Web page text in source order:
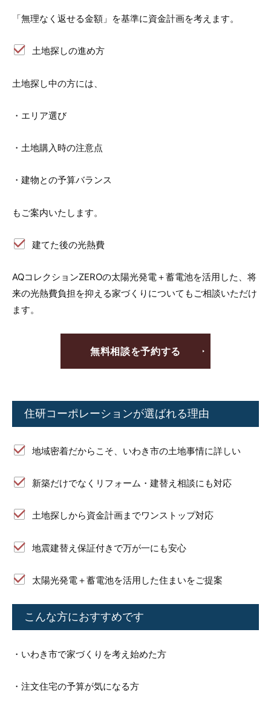
「無理なく返せる金額」を基準に資金計画を考えます。
土地探しの進め方
土地探し中の方には、
・エリア選び
・土地購入時の注意点
・建物との予算バランス
もご案内いたします。
建てた後の光熱費
AQコレクションZEROの太陽光発電＋蓄電池を活用した、将
来の光熱費負担を抑える家づくりについてもご相談いただけ
ます。
無料相談を予約する
住研コーポレーションが選ばれる理由
地域密着だからこそ、いわき市の土地事情に詳しい
新築だけでなくリフォーム・建替え相談にも対応
土地探しから資金計画までワンストップ対応
地震建替え保証付きで万が一にも安心
太陽光発電＋蓄電池を活用した住まいをご提案
こんな方におすすめです
・いわき市で家づくりを考え始めた方
・注文住宅の予算が気になる方